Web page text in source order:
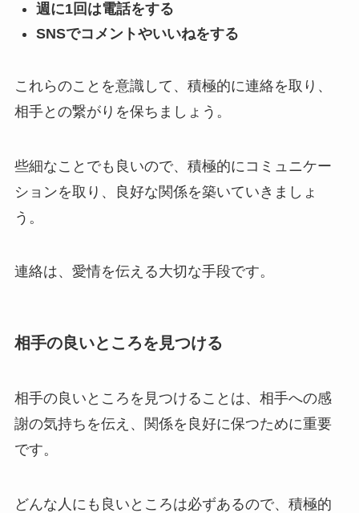
週に1回は電話をする
SNSでコメントやいいねをする
これらのことを意識して、積極的に連絡を取り、
相手との繋がりを保ちましょう。
些細なことでも良いので、積極的にコミュニケー
ションを取り、良好な関係を築いていきましょ
う。
連絡は、愛情を伝える大切な手段です。
相手の良いところを見つける
相手の良いところを見つけることは、相手への感
謝の気持ちを伝え、関係を良好に保つために重要
です。
どんな人にも良いところは必ずあるので、積極的